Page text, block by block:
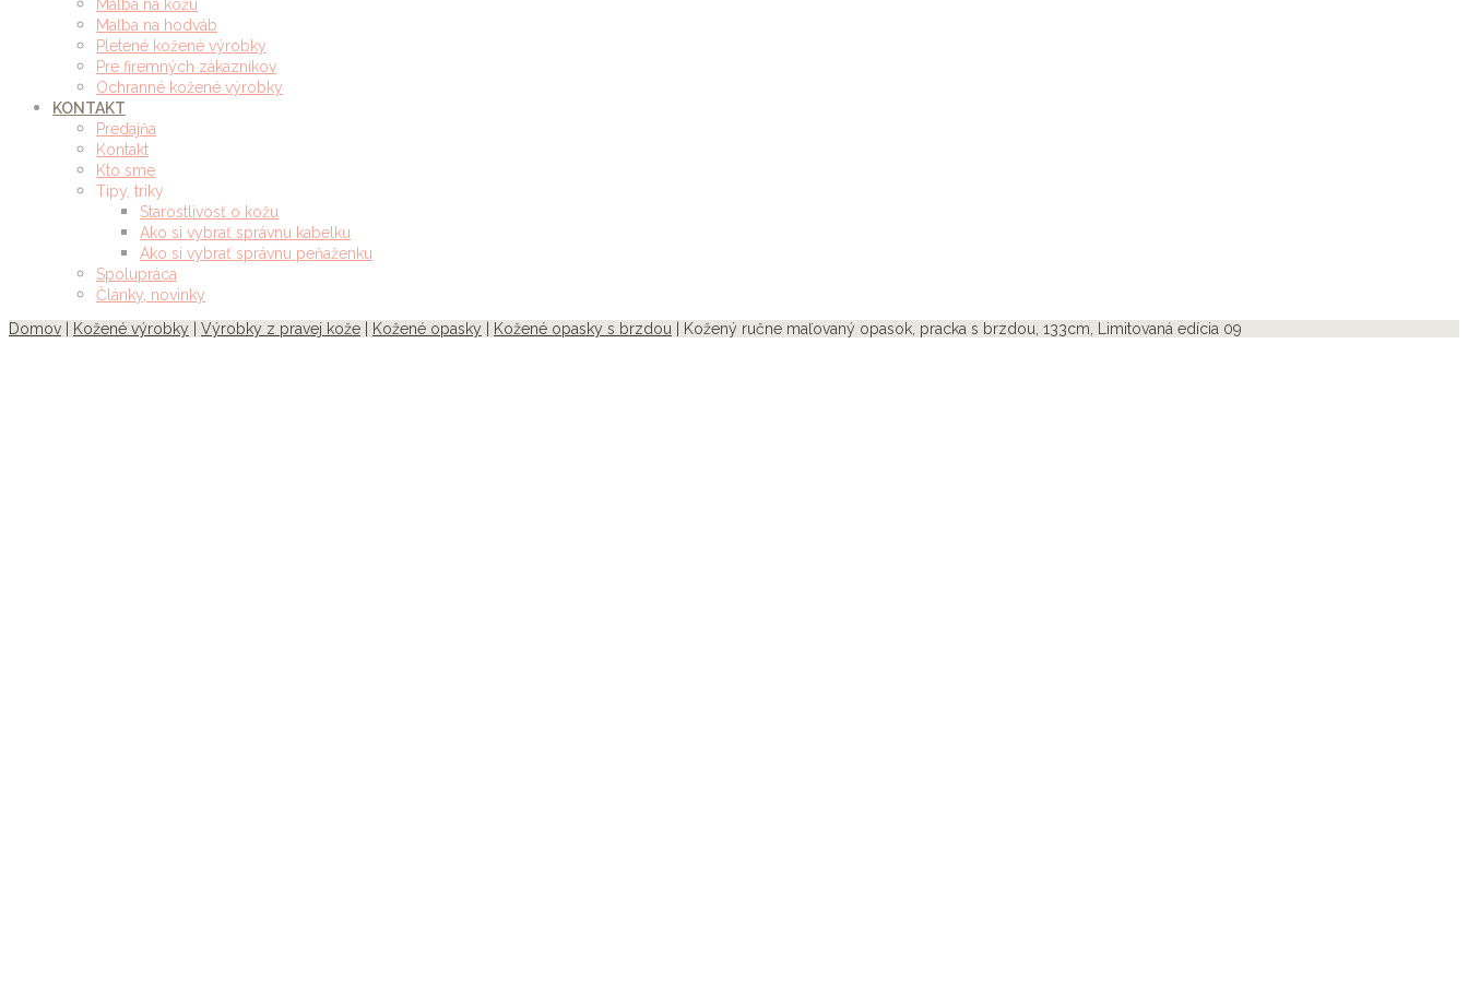
Maľba na kožu
Maľba na hodváb
Pletené kožené výrobky
Pre firemných zákazníkov
Ochranné kožené výrobky
KONTAKT
Predajňa
Kontakt
Kto sme
Tipy, triky
Starostlivosť o kožu
Ako si vybrať správnu kabelku
Ako si vybrať správnu peňaženku
Spolupráca
Články, novinky
Domov
Kožené výrobky Výrobky z pravej kože Kožené opasky Kožené opasky s brzdou | Kožený ručne maľovaný opasok, pracka s brzdou, 133cm, Limitovaná edícia 09